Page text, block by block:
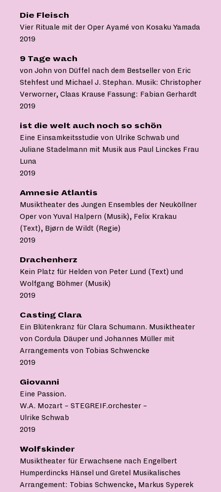
Die Fleisch
Vier Rituale mit der Oper Ayamé von Kosaku Yamada
2019
9 Tage wach
von John von Düffel nach dem Bestseller von Eric
Stehfest und Michael J. Stephan. Musik: Christopher
Verworner, Claas Krause Fassung: Fabian Gerhardt
2019
ist die welt auch noch so schön
Eine Einsamkeitsstudie von Ulrike Schwab und
Juliane Stadelmann mit Musik aus Paul Linckes Frau
Luna
2019
Amnesie Atlantis
Musiktheater des Jungen Ensembles der Neuköllner
Oper von Yuval Halpern (Musik), Felix Krakau
(Text), Bjørn de Wildt (Regie)
2019
Drachenherz
Kein Platz für Helden von Peter Lund (Text) und
Wolfgang Böhmer (Musik)
2019
Casting Clara
Ein Blütenkranz für Clara Schumann. Musiktheater
von Cordula Däuper und Johannes Müller mit
Arrangements von Tobias Schwencke
2019
Giovanni
Eine Passion.
W.A. Mozart – STEGREIF.orchester –
Ulrike Schwab
2019
Wolfskinder
Musiktheater für Erwachsene nach Engelbert
Humperdincks Hänsel und Gretel Musikalisches
Arrangement: Tobias Schwencke, Markus Syperek